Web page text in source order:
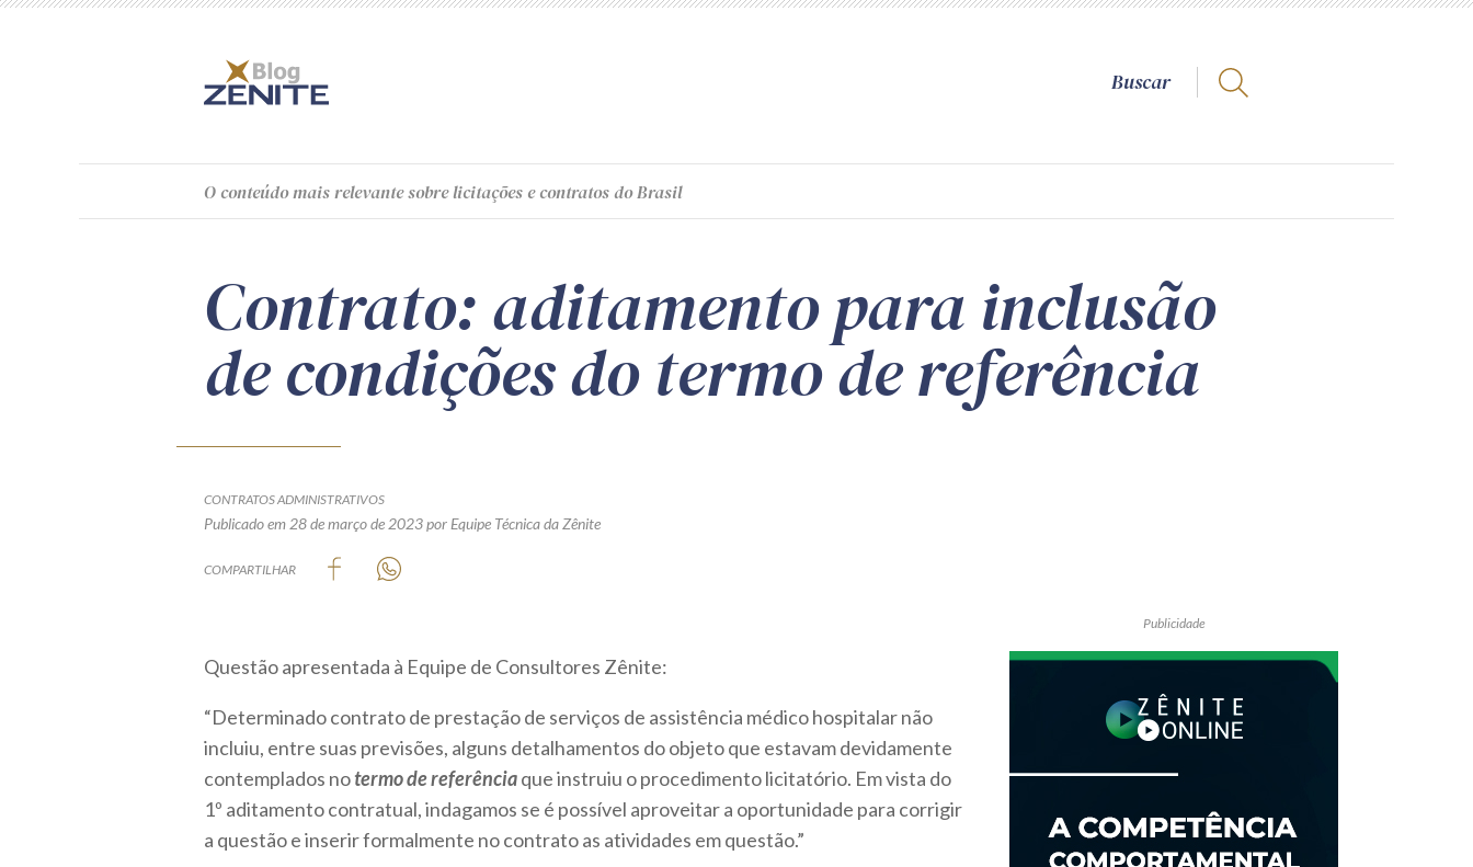
O conteúdomais relevante sobre licitações e contratos do Brasil
Contrato: aditamento para inclusão
de condições do termo de referência
CONTRATOS ADMINISTRATIVOS
Publicado em 28 de março de 2023por Equipe Técnica da Zênite
COMPARTILHAR
Questão apresentada à Equipe de Consultores Zênite:
“Determinado contrato de prestação de serviços de assistência médico hospitalar não
incluiu, entre suas previsões, alguns detalhamentos do objeto que estavam devidamente
contemplados notermo de referênciaque instruiu o procedimento licitatório. Em vista do
1º aditamento contratual, indagamos se é possível aproveitar a oportunidade para corrigir
a questão e inserir formalmente no contrato as atividades em questão.”
Publicidade